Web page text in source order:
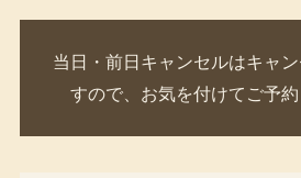
当日・前日キャンセルはキャ
すので、お気を付けてご予約